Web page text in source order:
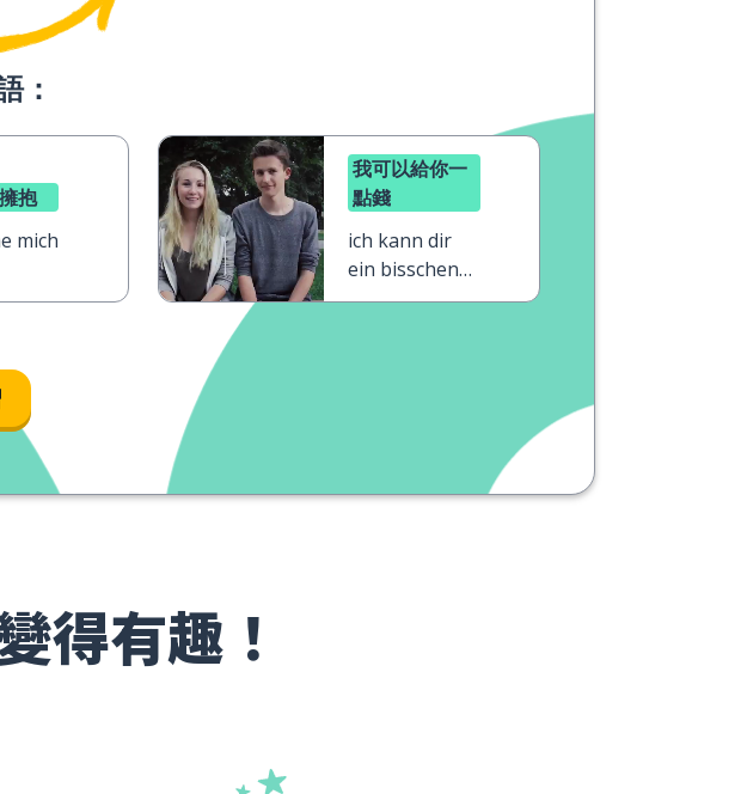
：
抱
mich
我可以給你一
點錢
ich kann dir
ein bisschen
Geld geben
得有趣！